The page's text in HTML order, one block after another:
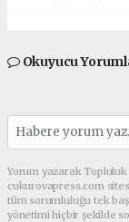
Okuyucu
Yorum yazarak Topluluk
cukurovapress.com
tüm sorumluluğu tek
yönetimi hiçbir şekilde